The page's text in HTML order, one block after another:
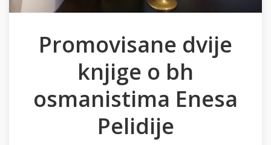
Promovisane dvije
knjige o bh
osmanistima Enesa
Pelidije